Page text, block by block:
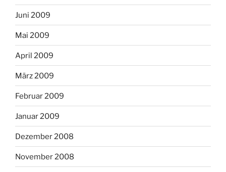
Juni 2009
Mai 2009
April 2009
März 2009
Februar 2009
Januar 2009
Dezember 2008
November 2008